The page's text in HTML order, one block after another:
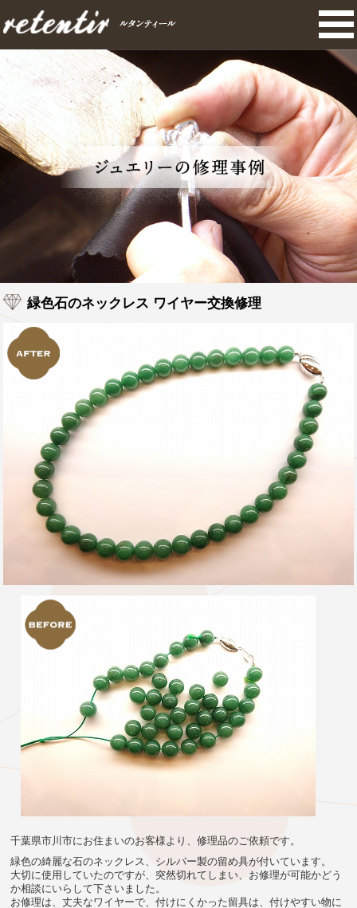
緑色石のネックレス ワイヤー交換修理
千葉県市川市にお住まいのお客様より、修理品のご依頼です。
緑色の綺麗な石のネックレス、シルバー製の留め具が付いています。
大切に使用していたのですが、突然切れてしまい、お修理が可能かどう
か相談にいらして下さいました。
お修理は、丈夫なワイヤーで、付けにくかった留具は、付けやすい物に